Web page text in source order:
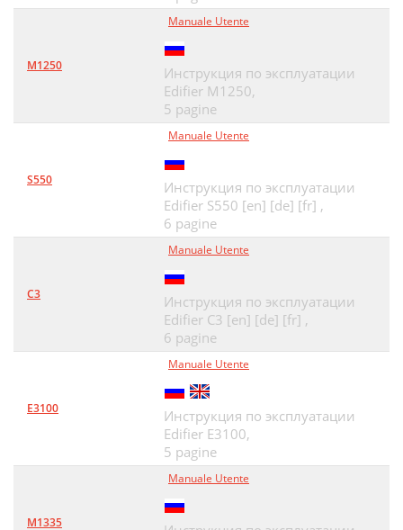
M1250
Manuale Utente
Инструкция по эксплуатации
Edifier M1250,
5 pagine
S550
Manuale Utente
Инструкция по эксплуатации
Edifier S550 [en] [de] [fr] ,
6 pagine
C3
Manuale Utente
Инструкция по эксплуатации
Edifier C3 [en] [de] [fr] ,
6 pagine
E3100
Manuale Utente
Инструкция по эксплуатации
Edifier E3100,
5 pagine
M1335
Manuale Utente